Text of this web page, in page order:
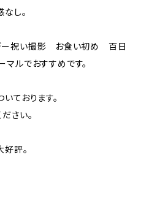
し。
ー祝い撮影 お食い初め 百日
でおすすめです。
ております。
さい。
評。